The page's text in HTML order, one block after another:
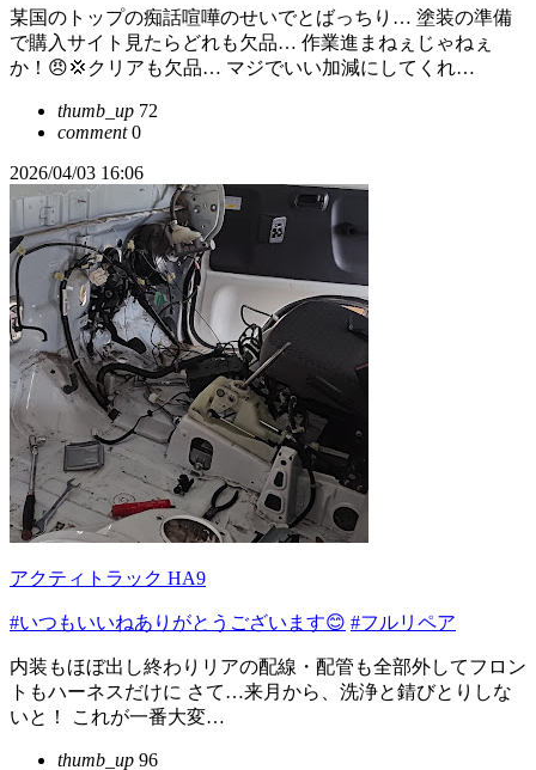
某国のトップの痴話喧嘩のせいでとばっちり… 塗装の準備
で購入サイト見たらどれも欠品… 作業進まねぇじゃねぇ
か！😠💢クリアも欠品… マジでいい加減にしてくれ…
thumb_up 72
comment0
2026/04/03 16:06
アクティトラック HA9
#いつもいいねありがとうございます😊 #フルリペア
内装もほぼ出し終わりリアの配線・配管も全部外してフロン
トもハーネスだけに さて…来月から、洗浄と錆びとりしな
いと！ これが一番大変…
thumb_up 96